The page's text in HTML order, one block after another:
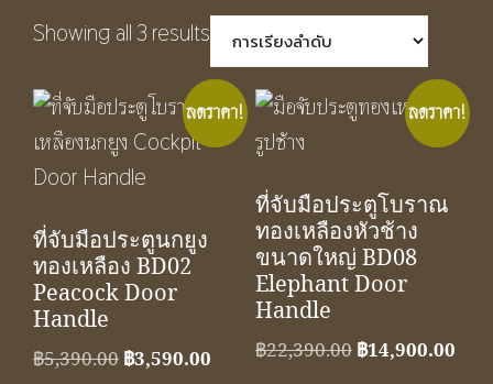
Showing all 3 results
ลดราคา!
ที่จับมือประตูนกยูง
ทองเหลือง BD02
Peacock Door
Handle
฿5,390.00 Original
฿3,590.00 Current
ลดราคา!
ที่จับมือประตูโบราณ
ทองเหลืองหัวช้าง
ขนาดใหญ่ BD08
Elephant Door
Handle
฿22,390.00 Original
฿14,900.00